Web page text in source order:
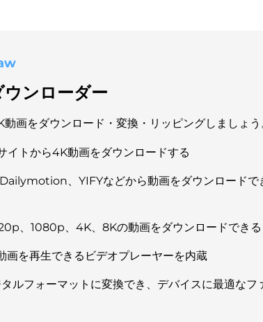
ンローダー
画をダウンロード・変換・リッピングしましょう
イトから4K動画をダウンロードする
、YIFYなどから動画をダウンロードで
、1080p、4K、8Kの動画をダウンロードできる
画を再生できるビデオプレーヤーを内蔵
ルフォーマットに変換でき、デバイスに最適なフ